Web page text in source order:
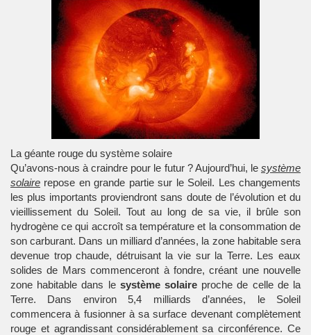
La géante rouge du système solaire
Qu’avons-nous à craindre pour le futur ? Aujourd’hui, le système
solaire repose en grande partie sur le Soleil. Les changements
les plus importants proviendront sans doute de l’évolution et du
vieillissement du Soleil. Tout au long de sa vie, il brûle son
hydrogène ce qui accroît sa température et la consommation de
son carburant. Dans un milliard d’années, la zone habitable sera
devenue trop chaude, détruisant la vie sur la Terre. Les eaux
solides de Mars commenceront à fondre, créant une nouvelle
zone habitable dans le système solaire proche de celle de la
Terre. Dans environ 5,4 milliards d’années, le Soleil
commencera à fusionner à sa surface devenant complètement
rouge et agrandissant considérablement sa circonférence. Ce